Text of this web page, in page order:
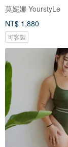
莫妮娜 YourstyLe
NT$ 1,880
可客製